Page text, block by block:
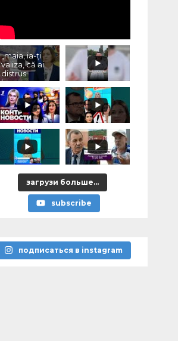
„maia, ia-ți
valiza, că ai
distrus
lumea, cu
«vremurile
astea bune”
загрузи больше...
subscribe
подписаться в instagram